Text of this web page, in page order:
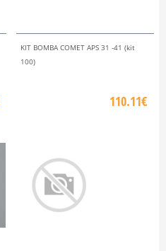
KIT BOMBA COMET APS 31 -41 (kit
100)
110.11€